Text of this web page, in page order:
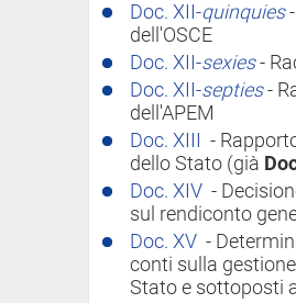
Doc. XII-quinquies
dell'OSCE
Doc. XII-sexies -
Doc. XII-septies -
dell'APEM
Doc. XIII
-
dello Stato (già
Doc. XIV -
sul rendiconto
Doc. XV -
conti sulla
Stato e sottoposti